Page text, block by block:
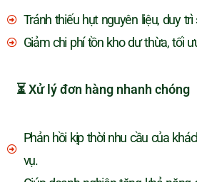
Tránh thiếu hụt nguyên liệu, duy
Giảm chi phí tồn kho dư thừa, tối
⏳ Xử lý đơn hàng nhanh chóng
Phản hồi kịp thời nhu cầu của
vụ.